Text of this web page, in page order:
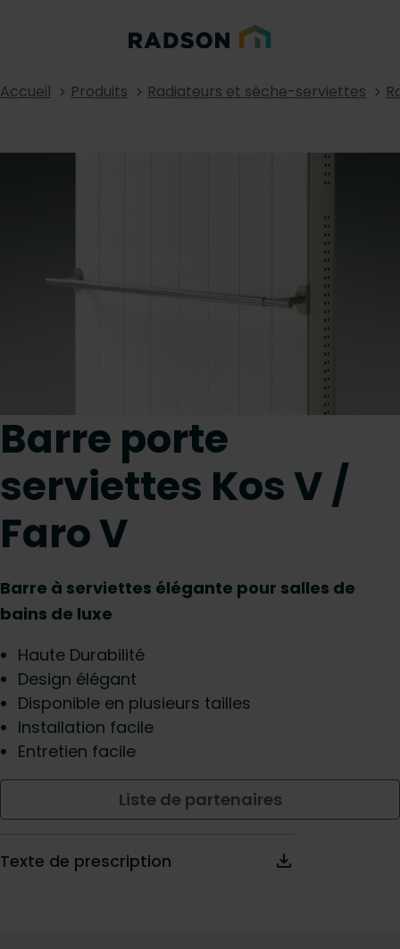
Accueil Produits Radiateurs et sèche-serviettes
Barre porte
serviettes Kos V /
Faro V
Barre à serviettes élégante pour salles de
bains de luxe
Haute Durabilité
Design élégant
Disponible en plusieurs tailles
Installation facile
Entretien facile
Liste de partenaires
Texte de prescription